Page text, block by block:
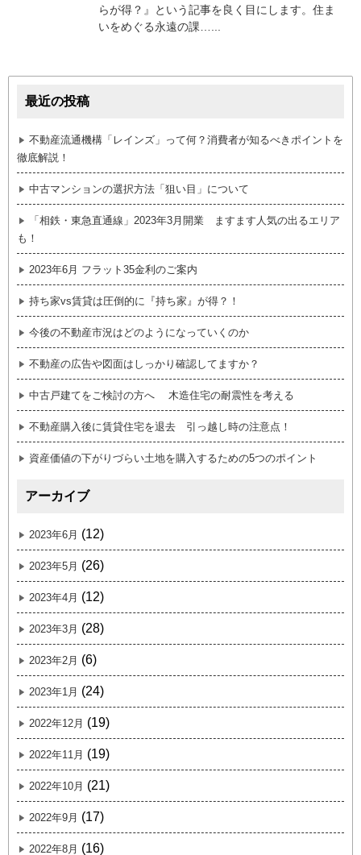
らが得？』という記事を良く目にします。住ま
いをめぐる永遠の課…...
最近の投稿
不動産流通機構「レインズ」って何？消費者が知るべきポイントを
徹底解説！
中古マンションの選択方法「狙い目」について
「相鉄・東急直通線」2023年3月開業 ますます人気の出るエリア
も！
2023年6月 フラット35金利のご案内
持ち家vs賃貸は圧倒的に『持ち家』が得？！
今後の不動産市況はどのようになっていくのか
不動産の広告や図面はしっかり確認してますか？
中古戸建てをご検討の方へ 木造住宅の耐震性を考える
不動産購入後に賃貸住宅を退去 引っ越し時の注意点！
資産価値の下がりづらい土地を購入するための5つのポイント
アーカイブ
2023年6月 (12)
2023年5月 (26)
2023年4月 (12)
2023年3月 (28)
2023年2月 (6)
2023年1月 (24)
2022年12月 (19)
2022年11月 (19)
2022年10月 (21)
2022年9月 (17)
2022年8月 (16)